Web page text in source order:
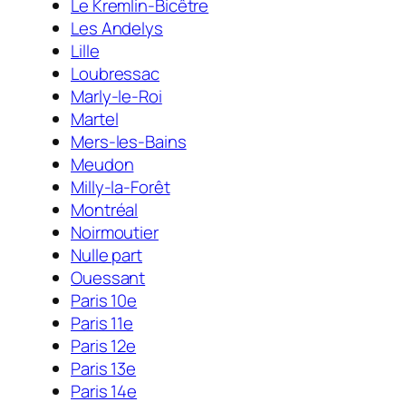
Le Kremlin-Bicêtre
Les Andelys
Lille
Loubressac
Marly-le-Roi
Martel
Mers-les-Bains
Meudon
Milly-la-Forêt
Montréal
Noirmoutier
Nulle part
Ouessant
Paris 10e
Paris 11e
Paris 12e
Paris 13e
Paris 14e